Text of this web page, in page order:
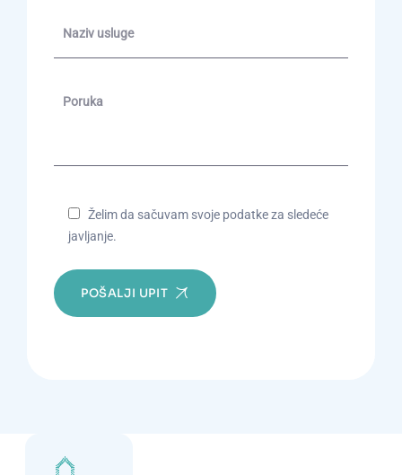
Želim da sačuvam svoje podatke za sledeće
javljanje.
POŠALJI UPIT